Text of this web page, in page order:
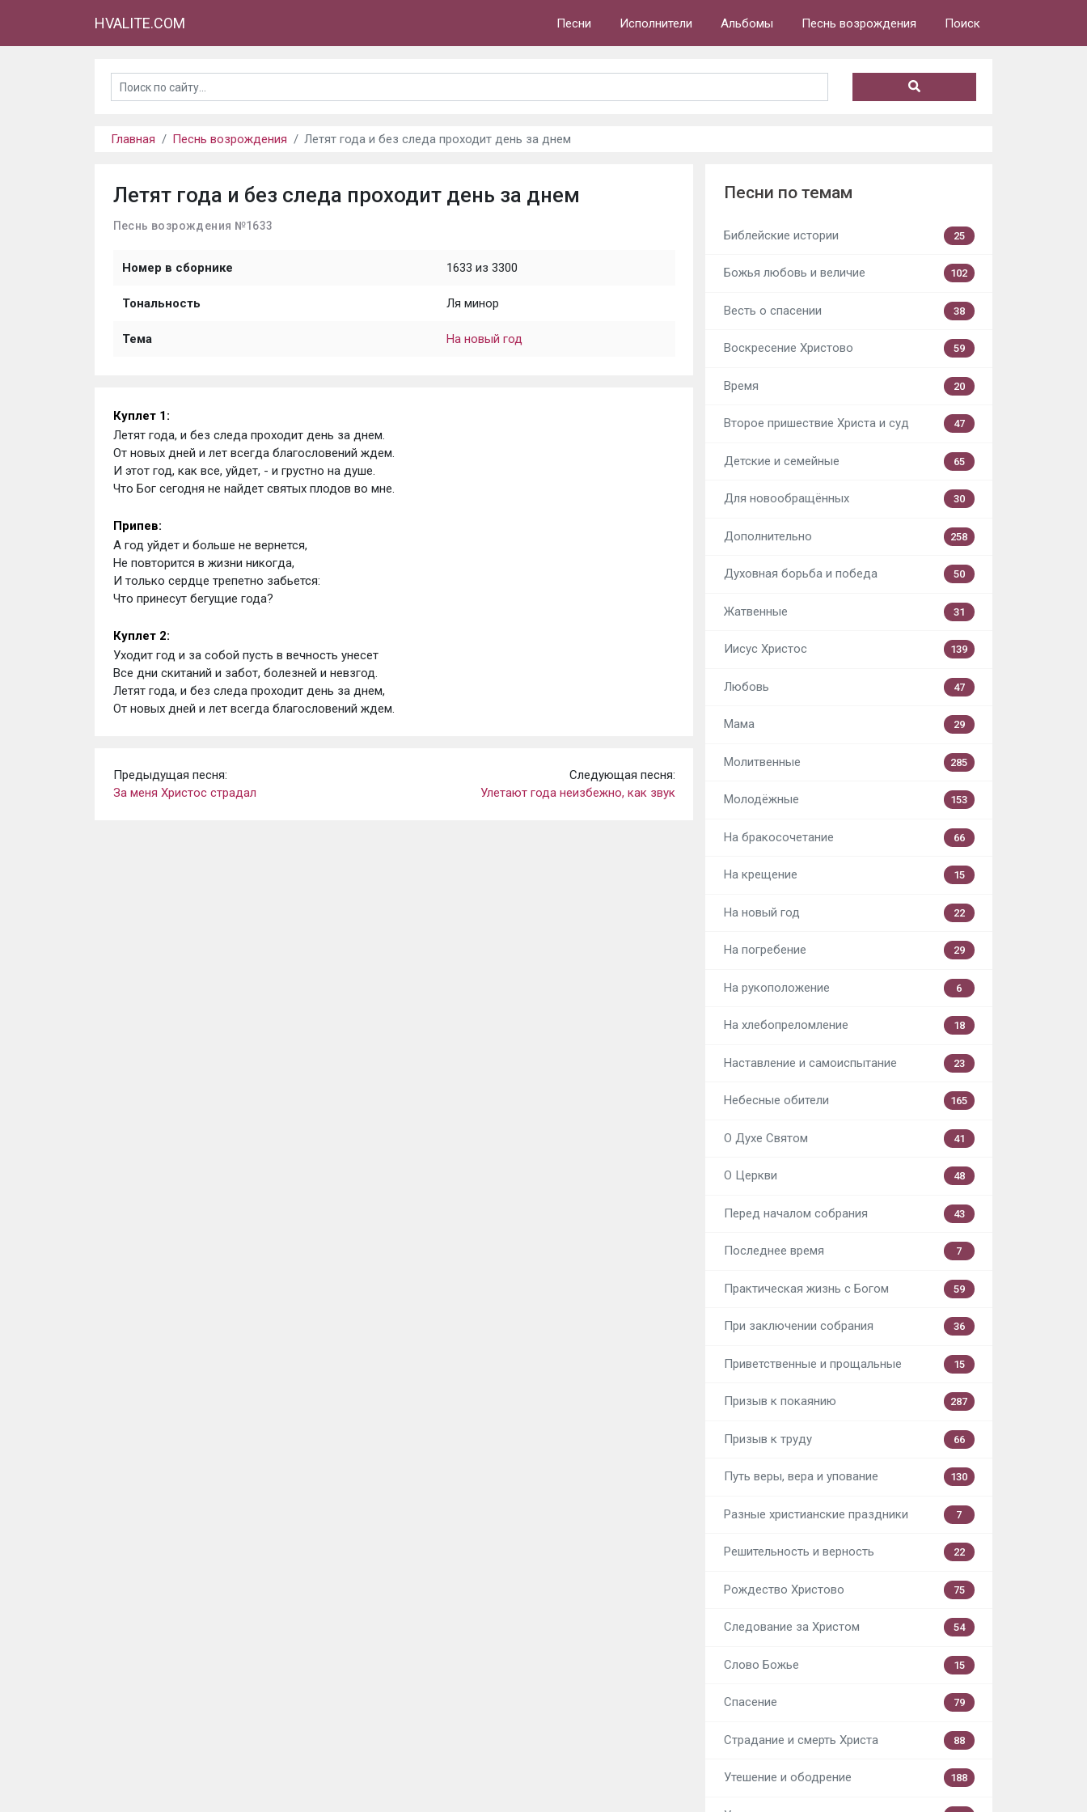
HVALITE.COM Песни Исполнители Альбомы Песнь возрождения Поиск
Главная Песнь возрождения Летят года и без следа проходит день за днем
Летят года и без следа проходит день за днем
Песнь возрождения №1633
Номер в сборнике 1633 из 3300
Тональность Ля минор
Тема На новый год
Куплет 1:
Летят года, и без следа проходит день за днем.
От новых дней и лет всегда благословений ждем.
И этот год, как все, уйдет, - и грустно на душе.
Что Бог сегодня не найдет святых плодов во мне.
Припев:
А год уйдет и больше не вернется,
Не повторится в жизни никогда,
И только сердце трепетно забьется:
Что принесут бегущие года?
Куплет 2:
Уходит год и за собой пусть в вечность унесет
Все дни скитаний и забот, болезней и невзгод.
Летят года, и без следа проходит день за днем,
От новых дней и лет всегда благословений ждем.
Предыдущая песня:
За меня Христос страдал
Следующая песня:
Улетают года неизбежно, как звук
Песни по темам
Библейские истории 25
Божья любовь и величие 102
Весть о спасении 38
Воскресение Христово 59
Время 20
Второе пришествие Христа и суд 47
Детские и семейные 65
Для новообращённых 30
Дополнительно 258
Духовная борьба и победа 50
Жатвенные 31
Иисус Христос 139
Любовь 47
Мама 29
Молитвенные 285
Молодёжные 153
На бракосочетание 66
На крещение 15
На новый год 22
На погребение 29
На рукоположение 6
На хлебопреломление 18
Наставление и самоиспытание 23
Небесные обители 165
О Духе Святом 41
О Церкви 48
Перед началом собрания 43
Последнее время 7
Практическая жизнь с Богом 59
При заключении собрания 36
Приветственные и прощальные 15
Призыв к покаянию 287
Призыв к труду 66
Путь веры, вера и упование 130
Разные христианские праздники 7
Решительность и верность 22
Рождество Христово 75
Следование за Христом 54
Слово Божье 15
Спасение 79
Страдание и смерть Христа 88
Утешение и ободрение 188